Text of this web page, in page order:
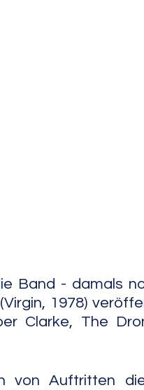
Band - damals
1978)
Clarke, The
von Auftritten